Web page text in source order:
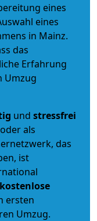
eines
eines
in Mainz.
das
Erfahrung
Umzug
und stressfrei
oder als
das
ist
ersten
Umzug.